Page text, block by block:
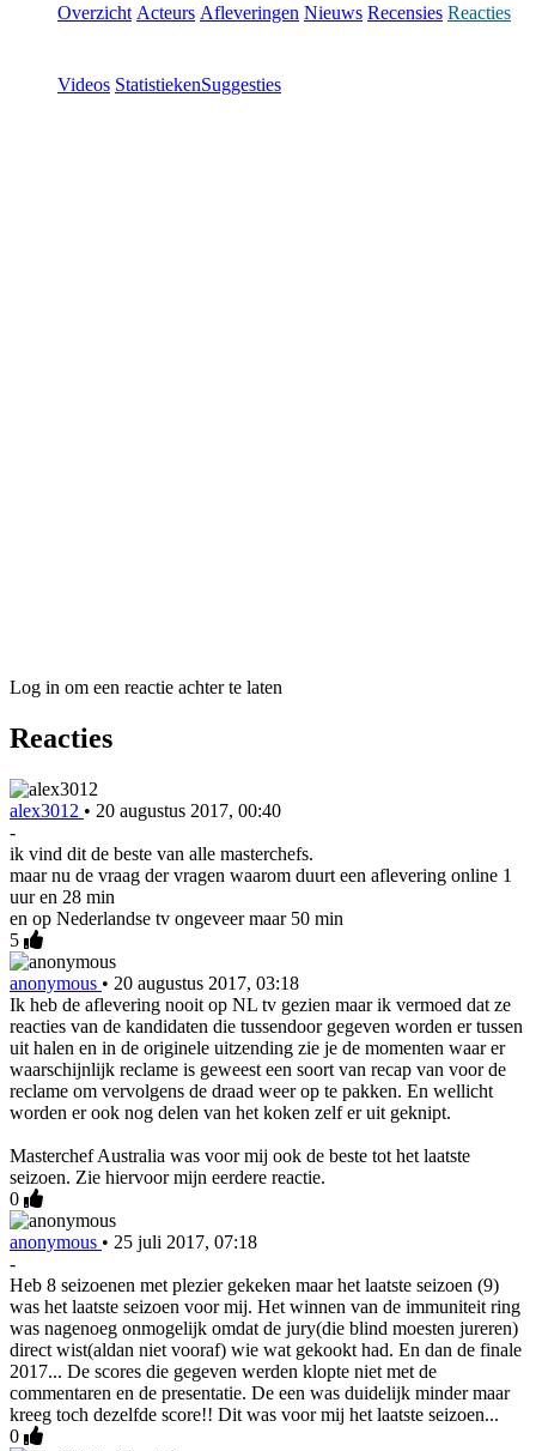
Overzicht Acteurs Afleveringen Nieuws Recensies Reacties
Videos StatistiekenSuggesties
Log in om een reactie achter te laten
Reacties
alex3012 • 20 augustus 2017, 00:40
-
ik vind dit de beste van alle masterchefs.
maar nu de vraag der vragen waarom duurt een aflevering online 1
uur en 28 min
en op Nederlandse tv ongeveer maar 50 min
5
anonymous • 20 augustus 2017, 03:18
Ik heb de aflevering nooit op NL tv gezien maar ik vermoed dat ze
reacties van de kandidaten die tussendoor gegeven worden er tussen
uit halen en in de originele uitzending zie je de momenten waar er
waarschijnlijk reclame is geweest een soort van recap van voor de
reclame om vervolgens de draad weer op te pakken. En wellicht
worden er ook nog delen van het koken zelf er uit geknipt.
Masterchef Australia was voor mij ook de beste tot het laatste
seizoen. Zie hiervoor mijn eerdere reactie.
0
anonymous • 25 juli 2017, 07:18
-
Heb 8 seizoenen met plezier gekeken maar het laatste seizoen (9)
was het laatste seizoen voor mij. Het winnen van de immuniteit ring
was nagenoeg onmogelijk omdat de jury(die blind moesten jureren)
direct wist(aldan niet vooraf) wie wat gekookt had. En dan de finale
2017... De scores die gegeven werden klopte niet met de
commentaren en de presentatie. De een was duidelijk minder maar
kreeg toch dezelfde score!! Dit was voor mij het laatste seizoen...
0